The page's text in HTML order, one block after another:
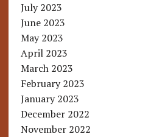
July 2023
June 2023
May 2023
April 2023
March 2023
February 2023
January 2023
December 2022
November 2022